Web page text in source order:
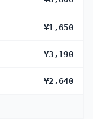
¥1,650
¥3,190
¥2,640